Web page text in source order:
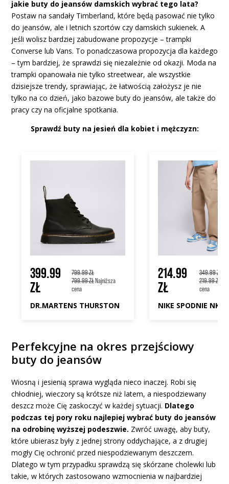
jakie buty do jeansów damskich wybrać tego lata?
Postaw na sandały Timberland, które będą pasować nie tylko
do jeansów, ale i letnich szortów czy damskich sukienek. A
jeśli wolisz bardziej zabudowane propozycje – trampki
Converse lub Vans. To ponadczasowa propozycja dla każdego
– tym bardziej, że sprawdzi się niezależnie od okazji. Moda na
trampki opanowała nie tylko streetwear, ale wszystkie
dzisiejsze trendy, sprawiając, że łatwością założysz je nie
tylko na co dzień, jako bazowe buty do jeansów, ale także do
pracy czy na oficjalne spotkania.
Sprawdź buty na jesień dla kobiet i mężczyzn:
399.99
ZŁ
799.99 ZŁ
799.99 ZŁNajniższa
cena
DR.MARTENS THURSTON
214.99
ZŁ
349.99 ZŁ
219.99 ZŁ
cena
Perfekcyjne na okres przejściowy
buty do jeansów
Wiosną i jesienią sprawa wygląda nieco inaczej. Robi się
chłodniej, wieczory są krótsze niż latem, a niespodziewany
deszcz może Cię zaskoczyć w każdej sytuacji. Dlatego
podczas tej pory roku najlepiej wybrać buty do jeansów
na odrobinę wyższej podeszwie. Zwróć uwagę, aby buty,
które ubierasz były z jednej strony oddychające, a z drugiej
mogły Cię ochronić przed niespodziewanym deszczem.
Dlatego w tym przypadku sprawdzą się skórzane cholewki lub
takie, w których zastosowano wzmocnienia w najbardziej